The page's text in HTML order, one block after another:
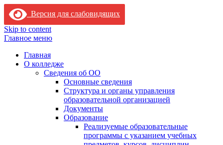
Версия для слабовидящих
Skip to content
Главное меню
Главная
О колледже
Сведения об ОО
Основные сведения
Структура и органы управления
образовательной организацией
Документы
Образование
Реализуемые образовательные
программы с указанием учебных